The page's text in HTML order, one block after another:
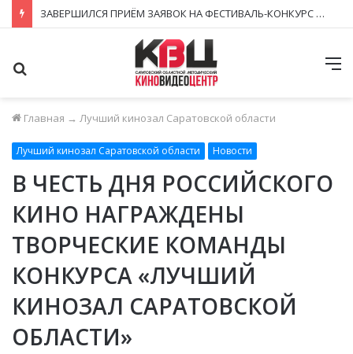
ЗАВЕРШИЛСЯ ПРИЁМ ЗАЯВОК НА ФЕСТИВАЛЬ-КОНКУРС «КИНОВЕРТИКАЛЬ 2026»
Главная → Лучший кинозал Саратовской области
Лучший кинозал Саратовской области Новости
В ЧЕСТЬ ДНЯ РОССИЙСКОГО
КИНО НАГРАЖДЕНЫ
ТВОРЧЕСКИЕ КОМАНДЫ
КОНКУРСА «ЛУЧШИЙ
КИНОЗАЛ САРАТОВСКОЙ
ОБЛАСТИ»